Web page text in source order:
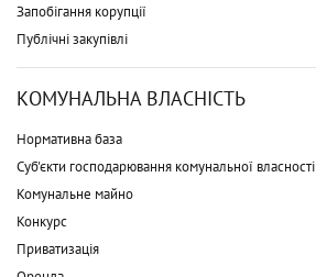
Запобігання корупції
Публічні закупівлі
КОМУНАЛЬНА ВЛАСНІСТЬ
Нормативна база
Суб'єкти господарювання комунальної власності
Комунальне майно
Конкурс
Приватизація